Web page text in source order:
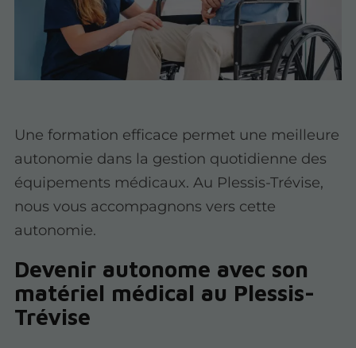
Une formation efficace permet une meilleure
autonomie dans la gestion quotidienne des
équipements médicaux. Au Plessis-Trévise,
nous vous accompagnons vers cette
autonomie.
Devenir autonome avec son
matériel médical au Plessis-
Trévise